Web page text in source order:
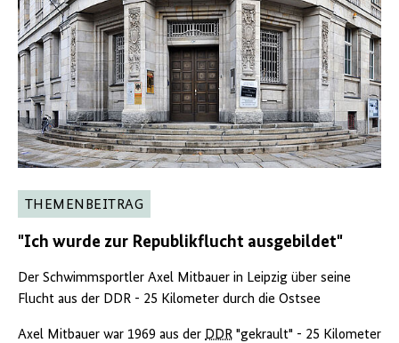
THEMENBEITRAG
"Ich wurde zur Republikflucht ausgebildet"
Der Schwimmsportler Axel Mitbauer in Leipzig über seine
Flucht aus der DDR - 25 Kilometer durch die Ostsee
Axel Mitbauer war 1969 aus der DDR "gekrault" - 25 Kilometer